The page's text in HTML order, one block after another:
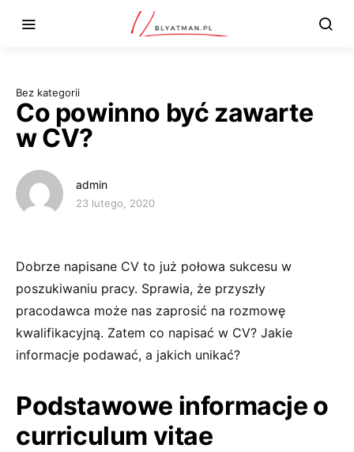
Bez kategorii
Co powinno być zawarte
w CV?
admin
23 lutego, 2020
Dobrze napisane CV to już połowa sukcesu w
poszukiwaniu pracy. Sprawia, że przyszły
pracodawca może nas zaprosić na rozmowę
kwalifikacyjną. Zatem co napisać w CV? Jakie
informacje podawać, a jakich unikać?
Podstawowe informacje o
curriculum vitae